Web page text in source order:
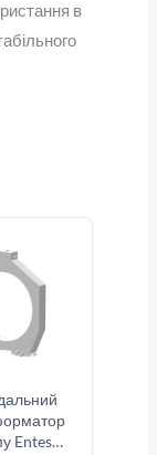
в
Entes